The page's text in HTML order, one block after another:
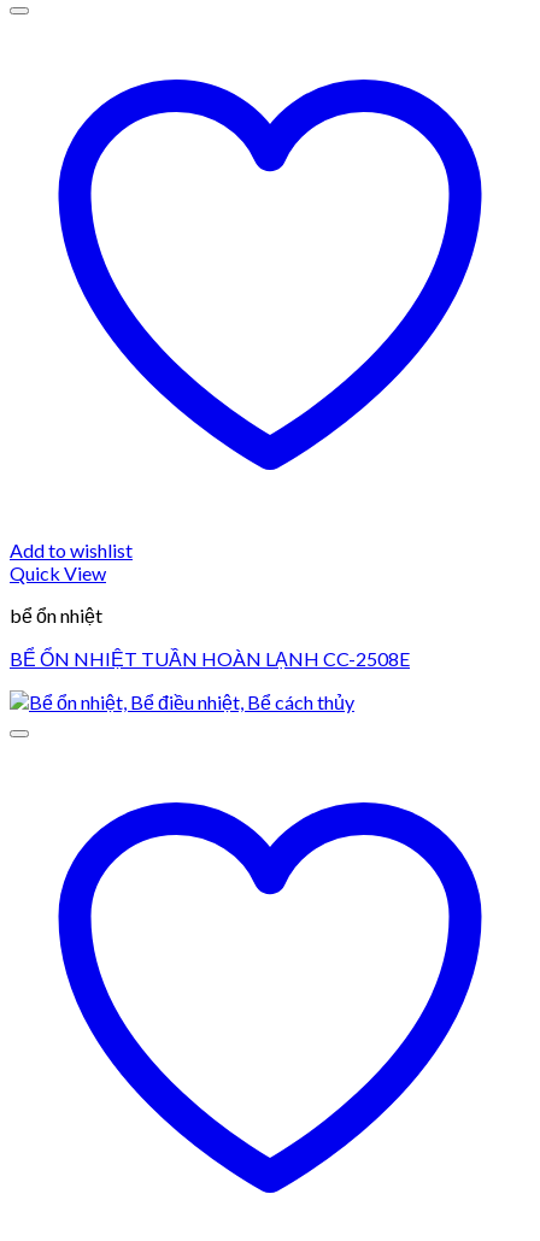
Add to wishlist
Quick View
bể ổn nhiệt
BỂ ỔN NHIỆT TUẦN HOÀN LẠNH CC-2508E